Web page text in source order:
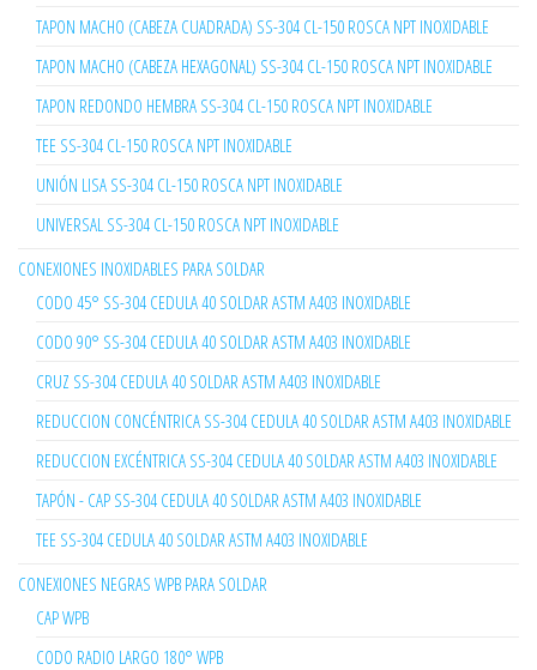
TAPON MACHO (CABEZA CUADRADA) SS-304 CL-150 ROSCA NPT INOXIDABLE
TAPON MACHO (CABEZA HEXAGONAL) SS-304 CL-150 ROSCA NPT INOXIDABLE
TAPON REDONDO HEMBRA SS-304 CL-150 ROSCA NPT INOXIDABLE
TEE SS-304 CL-150 ROSCA NPT INOXIDABLE
UNIÓN LISA SS-304 CL-150 ROSCA NPT INOXIDABLE
UNIVERSAL SS-304 CL-150 ROSCA NPT INOXIDABLE
CONEXIONES INOXIDABLES PARA SOLDAR
CODO 45° SS-304 CEDULA 40 SOLDAR ASTM A403 INOXIDABLE
CODO 90° SS-304 CEDULA 40 SOLDAR ASTM A403 INOXIDABLE
CRUZ SS-304 CEDULA 40 SOLDAR ASTM A403 INOXIDABLE
REDUCCION CONCÉNTRICA SS-304 CEDULA 40 SOLDAR ASTM A403 INOXIDABLE
REDUCCION EXCÉNTRICA SS-304 CEDULA 40 SOLDAR ASTM A403 INOXIDABLE
TAPÓN - CAP SS-304 CEDULA 40 SOLDAR ASTM A403 INOXIDABLE
TEE SS-304 CEDULA 40 SOLDAR ASTM A403 INOXIDABLE
CONEXIONES NEGRAS WPB PARA SOLDAR
CAP WPB
CODO RADIO LARGO 180° WPB